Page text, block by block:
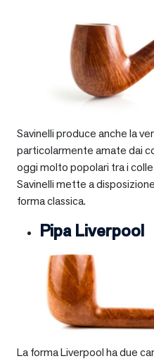
Savinelli produce anche la
particolarmente amate dai
oggi molto popolari tra i
Savinelli mette a
forma classica.
Pipa Liverpool
La forma Liverpool ha due